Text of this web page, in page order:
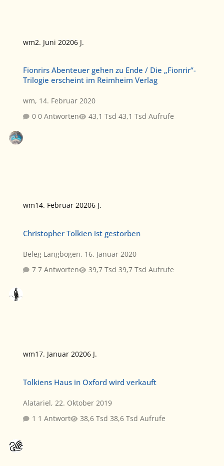
wm2. Juni 20206 J.
Fionrirs Abenteuer gehen zu Ende / Die „Fionrir“-
Trilogie erscheint im Reimheim Verlag
wm, 14. Februar 2020
0 Antworten
43,1 Tsd Aufrufe
wm14. Februar 20206 J.
Christopher Tolkien ist gestorben
Beleg Langbogen, 16. Januar 2020
7 Antworten
39,7 Tsd Aufrufe
wm17. Januar 20206 J.
Tolkiens Haus in Oxford wird verkauft
Alatariel, 22. Oktober 2019
1 Antwort
38,6 Tsd Aufrufe